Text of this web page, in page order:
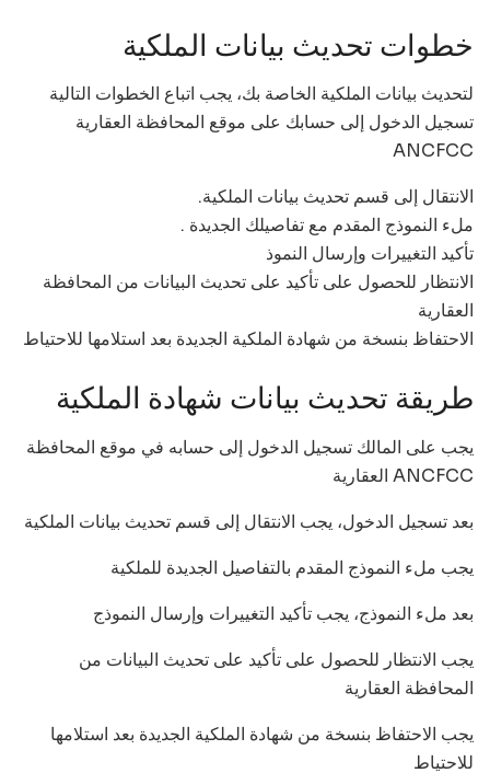
خطوات تحديث بيانات الملكية
لتحديث بيانات الملكية الخاصة بك، يجب اتباع الخطوات التالية
تسجيل الدخول إلى حسابك على موقع المحافظة العقارية
ANCFCC
.الانتقال إلى قسم تحديث بيانات الملكية
. ملء النموذج المقدم مع تفاصيلك الجديدة
تأكيد التغييرات وإرسال النموذ
الانتظار للحصول على تأكيد على تحديث البيانات من المحافظة
العقارية
الاحتفاظ بنسخة من شهادة الملكية الجديدة بعد استلامها للاحتياط
طريقة تحديث بيانات شهادة الملكية
يجب على المالك تسجيل الدخول إلى حسابه في موقع المحافظة
العقارية ANCFCC
بعد تسجيل الدخول، يجب الانتقال إلى قسم تحديث بيانات الملكية
يجب ملء النموذج المقدم بالتفاصيل الجديدة للملكية
بعد ملء النموذج، يجب تأكيد التغييرات وإرسال النموذج
يجب الانتظار للحصول على تأكيد على تحديث البيانات من
المحافظة العقارية
يجب الاحتفاظ بنسخة من شهادة الملكية الجديدة بعد استلامها
للاحتياط